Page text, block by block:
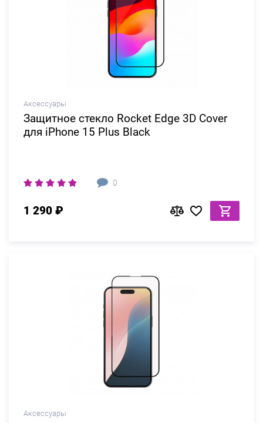
Аксессуары
Защитное стекло Rocket Edge 3D Cover
для iPhone 15 Plus Black
0
1 290 ₽
Аксессуары